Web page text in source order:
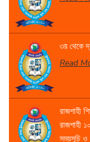
৩য় থেকে
Read
রাজশাহী
রাজশাহী
সময়সূচি